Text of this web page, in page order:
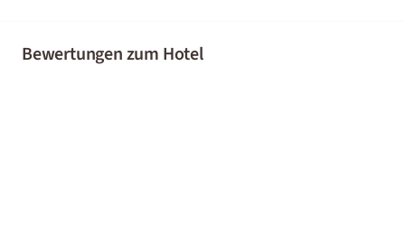
Bewertungen zum Hotel